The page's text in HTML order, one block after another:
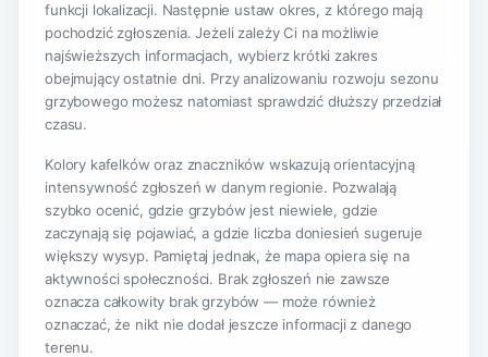
funkcji lokalizacji. Następnie ustaw okres, z którego mają
pochodzić zgłoszenia. Jeżeli zależy Ci na możliwie
najświeższych informacjach, wybierz krótki zakres
obejmujący ostatnie dni. Przy analizowaniu rozwoju sezonu
grzybowego możesz natomiast sprawdzić dłuższy przedział
czasu.
Kolory kafelków oraz znaczników wskazują orientacyjną
intensywność zgłoszeń w danym regionie. Pozwalają
szybko ocenić, gdzie grzybów jest niewiele, gdzie
zaczynają się pojawiać, a gdzie liczba doniesień sugeruje
większy wysyp. Pamiętaj jednak, że mapa opiera się na
aktywności społeczności. Brak zgłoszeń nie zawsze
oznacza całkowity brak grzybów — może również
oznaczać, że nikt nie dodał jeszcze informacji z danego
terenu.